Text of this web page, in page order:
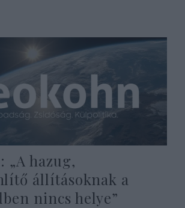
„A hazug,
állításoknak a
nincs helye”